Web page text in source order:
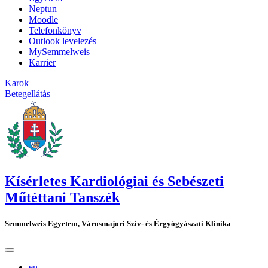
Neptun
Moodle
Telefonkönyv
Outlook levelezés
MySemmelweis
Karrier
Karok
Betegellátás
Kísérletes Kardiológiai és Sebészeti
Műtéttani Tanszék
Semmelweis Egyetem, Városmajori Szív- és Érgyógyászati Klinika